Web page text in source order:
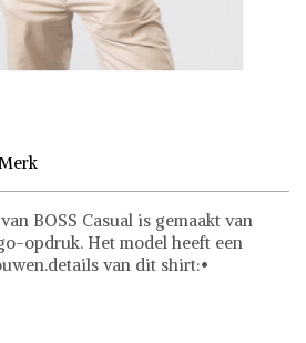
Merk
BOSS Casual is gemaakt van
opdruk. Het model heeft een
van dit shirt:•